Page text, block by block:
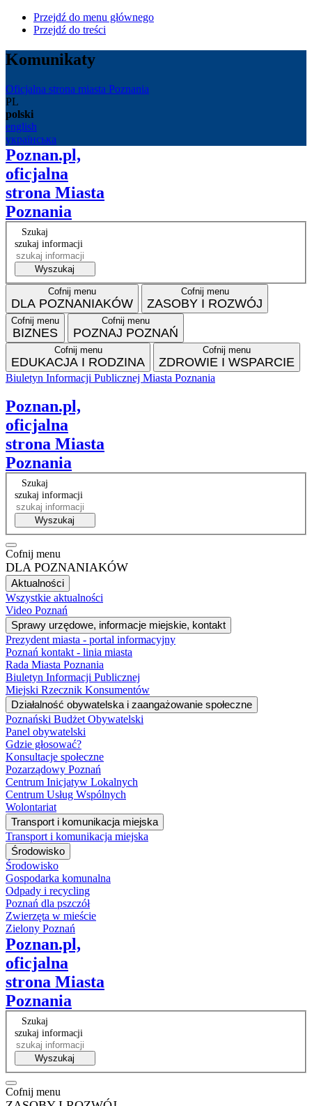
Przejdź do menu głównego
Przejdź do treści
Komunikaty
Oficjalna strona miasta Poznania
PL
polski
english
українська
Poznan.pl,
oficjalna
strona Miasta
Poznania
Szukaj
szukaj informacji
Wyszukaj
Cofnij menu
DLA POZNANIAKÓW
Cofnij menu
ZASOBY I ROZWÓJ
Cofnij menu
BIZNES
Cofnij menu
POZNAJ POZNAŃ
Cofnij menu
EDUKACJA I RODZINA
Cofnij menu
ZDROWIE I WSPARCIE
Biuletyn Informacji Publicznej Miasta Poznania
Poznan.pl,
oficjalna
strona Miasta
Poznania
Szukaj
szukaj informacji
Wyszukaj
Cofnij menu
DLA POZNANIAKÓW
Aktualności
Wszystkie aktualności
Video Poznań
Sprawy urzędowe, informacje miejskie, kontakt
Prezydent miasta - portal informacyjny
Poznań kontakt - linia miasta
Rada Miasta Poznania
Biuletyn Informacji Publicznej
Miejski Rzecznik Konsumentów
Działalność obywatelska i zaangażowanie społeczne
Poznański Budżet Obywatelski
Panel obywatelski
Gdzie głosować?
Konsultacje społeczne
Pozarządowy Poznań
Centrum Inicjatyw Lokalnych
Centrum Usług Wspólnych
Wolontariat
Transport i komunikacja miejska
Transport i komunikacja miejska
Środowisko
Środowisko
Gospodarka komunalna
Odpady i recycling
Poznań dla pszczół
Zwierzęta w mieście
Zielony Poznań
Poznan.pl,
oficjalna
strona Miasta
Poznania
Szukaj
szukaj informacji
Wyszukaj
Cofnij menu